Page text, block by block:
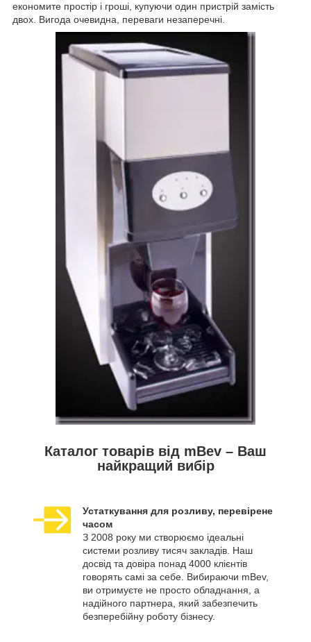
економите простір і гроші, купуючи один пристрій замість
двох. Вигода очевидна, переваги незаперечні.
Каталог товарів від mBev – Ваш
найкращий вибір
Устаткування для розливу, перевірене
часом
З 2008 року ми створюємо ідеальні
системи розливу тисяч закладів. Наш
досвід та довіра понад 4000 клієнтів
говорять самі за себе. Вибираючи mBev,
ви отримуєте не просто обладнання, а
надійного партнера, який забезпечить
безперебійну роботу бізнесу.